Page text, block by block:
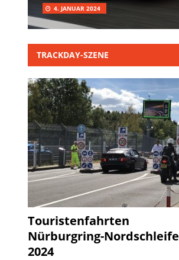
4. JANUAR 2024
TRACKDAY-SZENE
Touristenfahrten
Nürburgring-Nordschleife
2024